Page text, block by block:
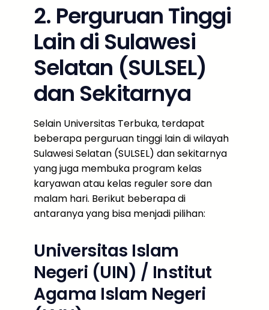
2. Perguruan Tinggi
Lain di Sulawesi
Selatan (SULSEL)
dan Sekitarnya
Selain Universitas Terbuka, terdapat
beberapa perguruan tinggi lain di wilayah
Sulawesi Selatan (SULSEL) dan sekitarnya
yang juga membuka program kelas
karyawan atau kelas reguler sore dan
malam hari. Berikut beberapa di
antaranya yang bisa menjadi pilihan:
Universitas Islam
Negeri (UIN) / Institut
Agama Islam Negeri